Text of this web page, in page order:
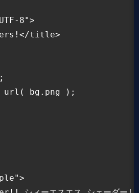
8">
title>
bg.png );